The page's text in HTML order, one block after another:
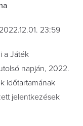
23:59
a Játék
napján, 2022.
időtartamának
jelentkezések